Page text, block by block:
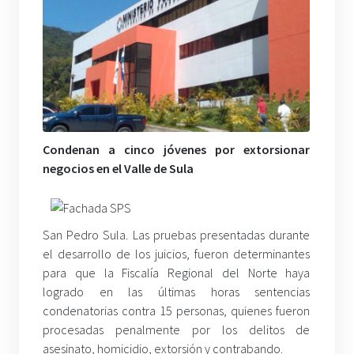
Condenan a cinco jóvenes por extorsionar
negocios en el Valle de Sula
San Pedro Sula. Las pruebas presentadas durante
el desarrollo de los juicios, fueron determinantes
para que la Fiscalía Regional del Norte haya
logrado en las últimas horas sentencias
condenatorias contra 15 personas, quienes fueron
procesadas penalmente por los delitos de
asesinato, homicidio, extorsión y contrabando.